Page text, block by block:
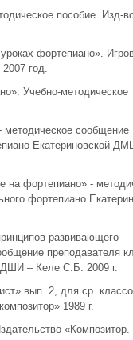
пособие. Изд-
фортепиано».
год.
Учебно-методическое
сообщение
Екатериновской
на фортепиано» -
фортепиано
развивающего
преподавателя
ДШИ – Келе С.Б. 2009 г.
вып. 2, для ср.
1989 г.
«Композитор.